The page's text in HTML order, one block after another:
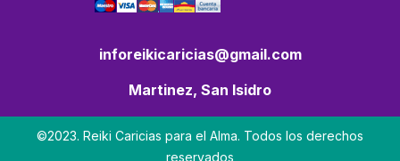
inforeikicaricias@gmail.com
Martinez, San Isidro
©2023. Reiki Caricias para el Alma. Todos los derechos
reservados